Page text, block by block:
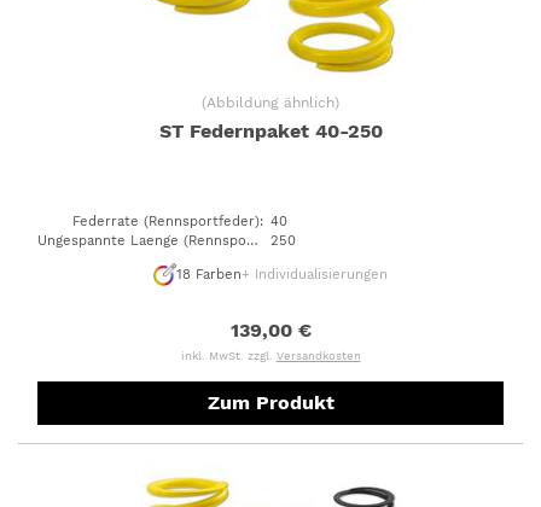
(Abbildung ähnlich)
ST Federnpaket 40-250
Federrate (Rennsportfeder): 40
Ungespannte Laenge (Rennsportfeder)
250
18 Farben+ Individualisierungen
139,00 €
inkl. MwSt. zzgl. Versandkosten
Zum Produkt